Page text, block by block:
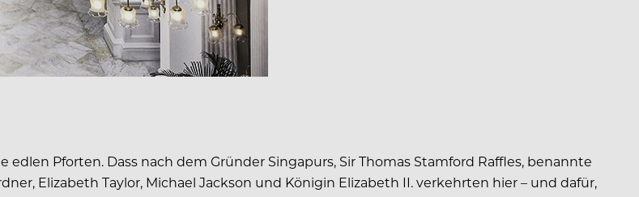
Pforten. Dass nach dem Gründer Singapurs, Sir Thomas Stamford Raffles, benannte
Elizabeth Taylor, Michael Jackson und Königin Elizabeth II. verkehrten hier – und dafür,